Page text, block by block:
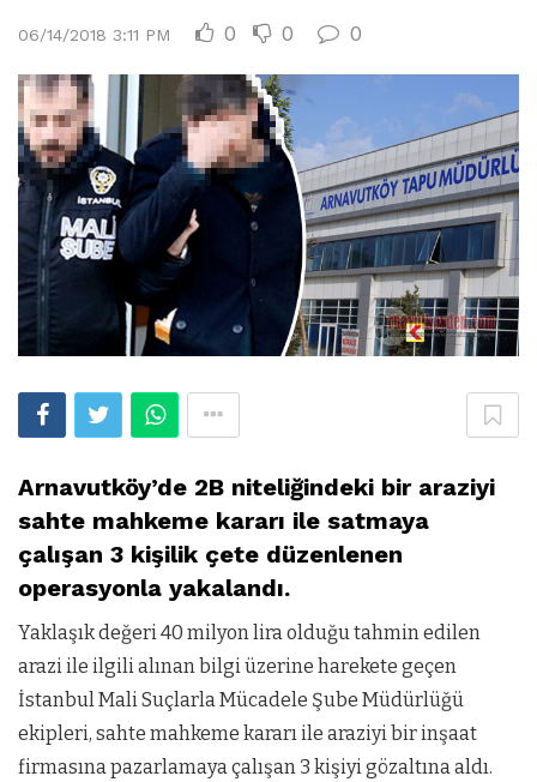
06/14/2018 3:11 PM 0 0 0
Arnavutköy’de 2B niteliğindeki bir araziyi
sahte mahkeme kararı ile satmaya
çalışan 3 kişilik çete düzenlenen
operasyonla yakalandı.
Yaklaşık değeri 40 milyon lira olduğu tahmin edilen
arazi ile ilgili alınan bilgi üzerine harekete geçen
İstanbul Mali Suçlarla Mücadele Şube Müdürlüğü
ekipleri, sahte mahkeme kararı ile araziyi bir inşaat
firmasına pazarlamaya çalışan 3 kişiyi gözaltına aldı.